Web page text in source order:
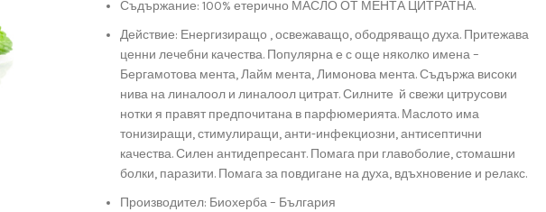
Съдържание: 100% етерично МАСЛО ОТ МЕНТА ЦИТРАТНА.
Действие: Енергизиращо , освежаващо, ободряващо духа. Притежава
ценни лечебни качества. Популярна е с още няколко имена –
Бергамотова мента, Лайм мента, Лимонова мента. Съдържа високи
нива на линалоол и линалоол цитрат. Силните й свежи цитрусови
нотки я правят предпочитана в парфюмерията. Маслото има
тонизиращи, стимулиращи, анти-инфекциозни, антисептични
качества. Силен антидепресант. Помага при главоболие, стомашни
болки, паразити. Помага за повдигане на духа, вдъхновение и релакс.
Производител: Биохерба – България